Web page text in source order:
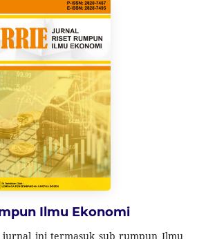
1 Tahun 2027.
Ilmu Ekonomi
jurnal ini termasuk sub rumpun Ilmu